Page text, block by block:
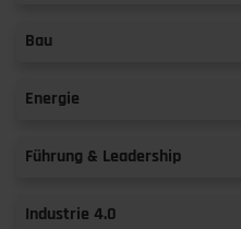
Bau
Energie
Führung & Leadership
Industrie 4.0